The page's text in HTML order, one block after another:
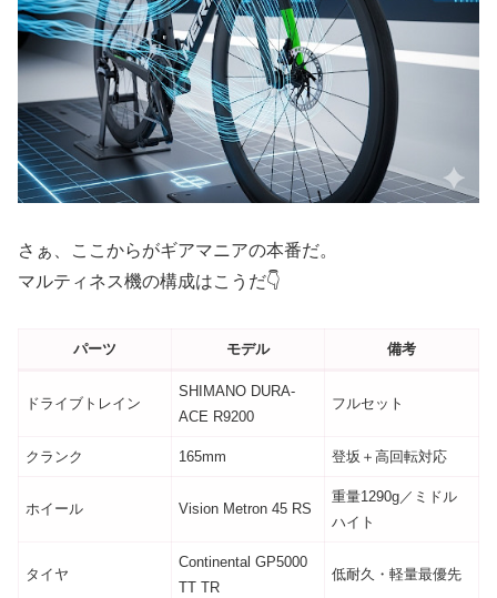
さぁ、ここからがギアマニアの本番だ。
マルティネス機の構成はこうだ👇
パーツ モデル 備考
ドライブトレイン
SHIMANO DURA-
ACE R9200
フルセット
クランク 165mm 登坂＋高回転対応
ホイール Vision Metron 45 RS
重量1290g／ミドル
ハイト
タイヤ
Continental GP5000
TT TR
低耐久・軽量最優先